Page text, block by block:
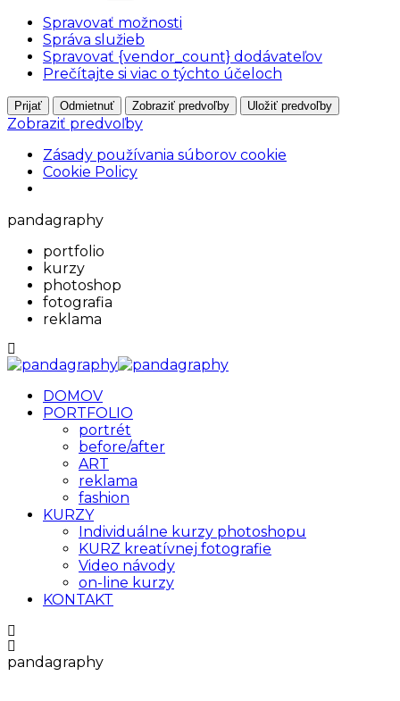
Spravovať možnosti
Správa služieb
Spravovať {vendor_count} dodávateľov
Prečítajte si viac o týchto účeloch
Prijať Odmietnuť Zobraziť predvoľby Uložiť predvoľby
Zobraziť predvoľby
Zásady používania súborov cookie
Cookie Policy
pandagraphy
portfolio
kurzy
photoshop
fotografia
reklama
DOMOV
PORTFOLIO
portrét
before/after
ART
reklama
fashion
KURZY
Individuálne kurzy photoshopu
KURZ kreatívnej fotografie
Video návody
on-line kurzy
KONTAKT
pandagraphy